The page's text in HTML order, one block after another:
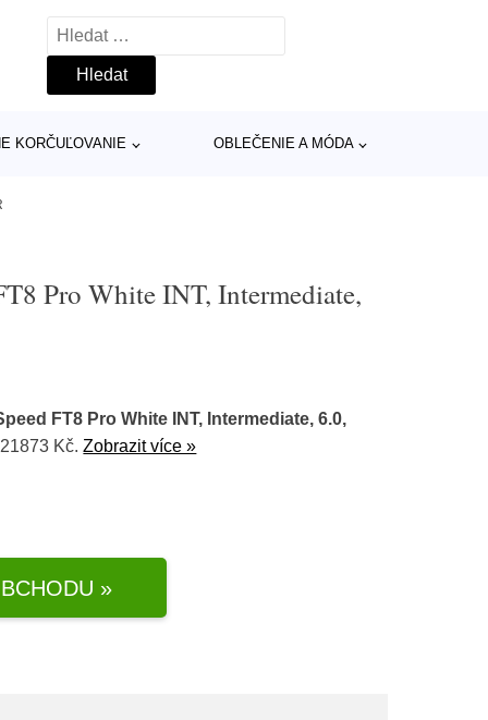
Vyhledávání
KORČUĽOVANIE OBLEČENIE A MÓDA
Pro White INT, Intermediate,
FT8 Pro White INT, Intermediate, 6.0,
Kč.Zobrazit více »
»